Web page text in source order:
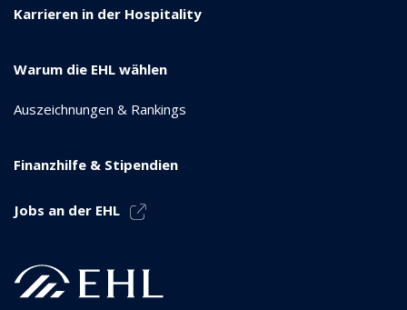
Karrieren in der Hospitality
Warum die EHL wählen
Auszeichnungen & Rankings
Finanzhilfe & Stipendien
Jobs an der EHL